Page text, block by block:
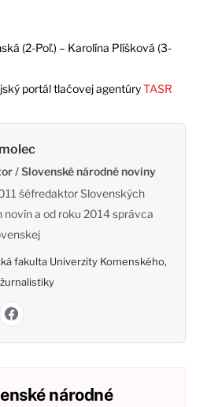
(2-Poľ.) – Karolína Plíšková (3-
portál tlačovej agentúryTASR
/ Slovenské národné noviny
šéfredaktor Slovenských
novín a od roku 2014 správca
fakulta Univerzity Komenského,
národné